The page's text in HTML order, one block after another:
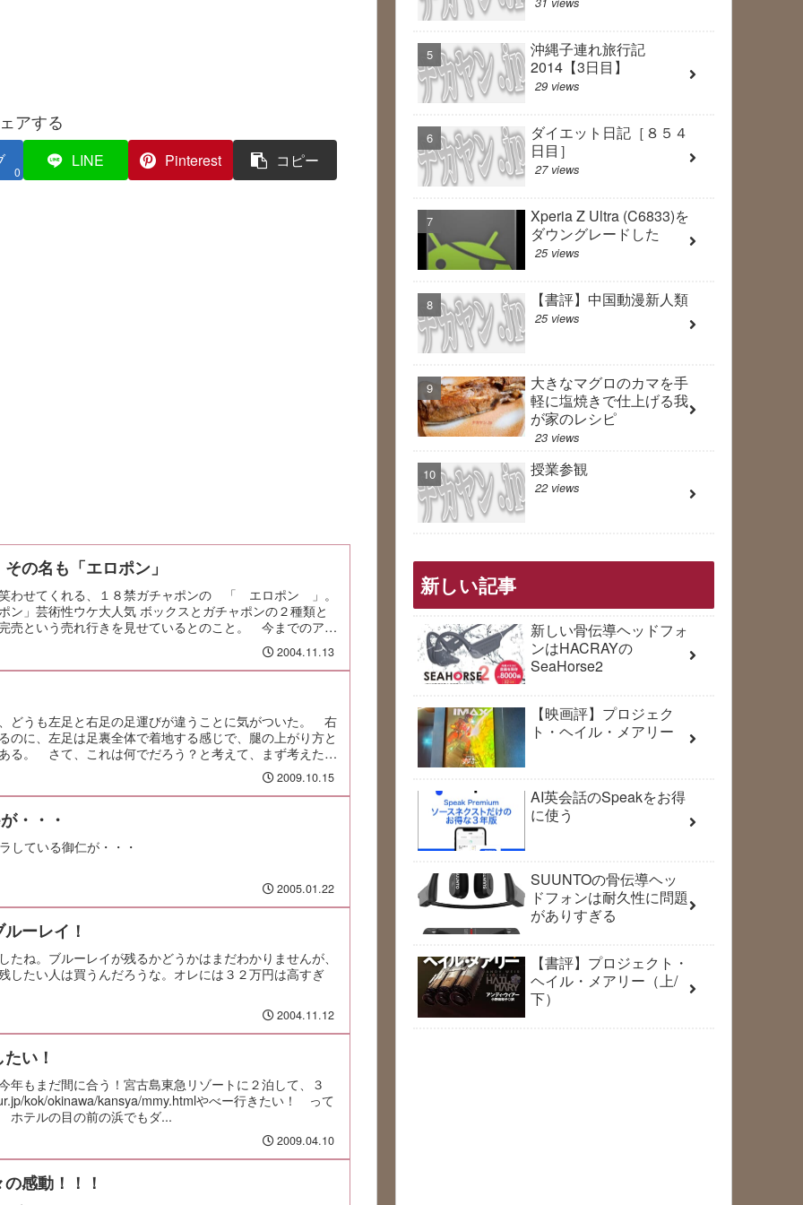
アする
0
LINE Pinterest コピー
の名も「エロポン」
わせてくれる、１８禁ガチャポンの 「 エロポン 」。
ン」芸術性ウケ大人気 ボックスとガチャポンの２種類と
売という売れ行きを見せているとのこと。 今までのアニ
か！乳でか！髪何色？！というヤバい類のものでは...2004.11.13
どうも左足と右足の足運びが違うことに気がついた。 右
のに、左足は足裏全体で着地する感じで、腿の上がり方と
る。 さて、これは何でだろう？と考えて、まず考えたの
2009.10.15
・・・
している御仁が・・・
2005.01.22
ーレイ！
たね。ブルーレイが残るかどうかはまだわかりませんが、
したい人は買うんだろうな。オレには３２万円は高すぎ
2004.11.12
い！
年もまだ間に合う！宮古島東急リゾートに２泊して、３
kok/okinawa/kansya/mmy.htmlやべー行きたい！ って
テルの目の前の浜でもダ...
2009.04.10
感動！！！
沖縄子連れ旅行記
2014【3日目】
29 views
ダイエット日記［８５４
日目］
27 views
Xperia Z Ultra (C6833)を
ダウングレードした
25 views
【書評】中国動漫新人類
25 views
大きなマグロのカマを手
軽に塩焼きで仕上げる我
が家のレシピ
23 views
授業参観
22 views
新しい記事
新しい骨伝導ヘッドフォ
ンはHACRAYの
SeaHorse2
【映画評】プロジェク
ト・ヘイル・メアリー
AI英会話のSpeakをお得
に使う
SUUNTOの骨伝導ヘッ
ドフォンは耐久性に問題
がありすぎる
【書評】プロジェクト・
ヘイル・メアリー（上/
下）